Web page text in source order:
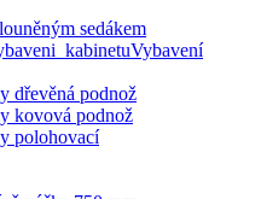
sedákem
Vybavení
dřevěná podnož
kovová podnož
polohovací